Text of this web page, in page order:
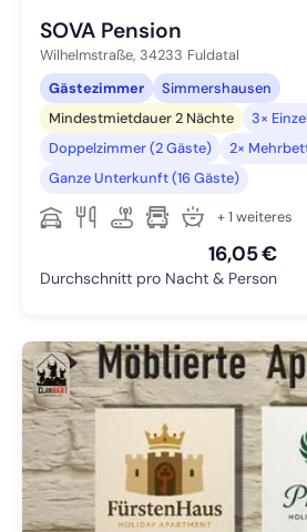
SOVA Pension
Wilhelmstraße, 34233 Fuldatal
Gästezimmer
Simmershausen
Mindestmietdauer 2 Nächte
3×
Doppelzimmer (2 Gäste)
2×
Ganze Unterkunft (16 Gäste)
+ 1 weiteres
16,05 €
Durchschnitt pro Nacht & Person